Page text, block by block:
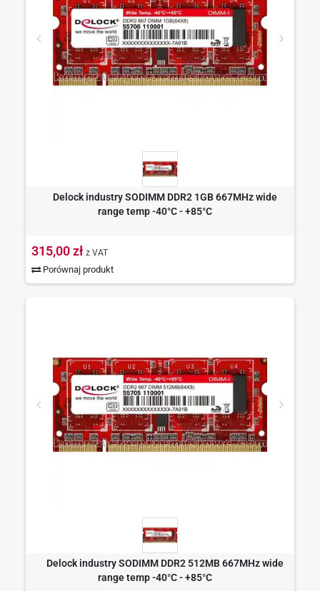
Delock industry SODIMM DDR2 1GB 667MHz wide
range temp -40°C - +85°C
315,00 zł z VAT
Porównaj produkt
Delock industry SODIMM DDR2 512MB 667MHz wide
range temp -40°C - +85°C